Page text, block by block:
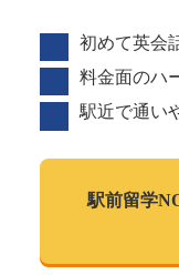
初めて英会
料金面のハ
駅近で通い
駅前留学